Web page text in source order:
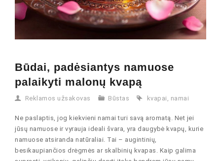
Būdai, padėsiantys namuose
palaikyti malonų kvapą
Reklamos užsakovas Būstas kvapai namai
Ne paslaptis, jog kiekvieni namai turi savą aromatą. Net jei
jūsų namuose ir vyrauja ideali švara, yra daugybė kvapų, kurie
namuose atsiranda natūraliai. Tai – augintinių,
besikaupiančios drėgmės ar skalbinių kvapas. Kaip galima